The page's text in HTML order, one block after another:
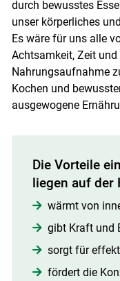
durch bewusstes
unser körperliches
Es wäre für uns alle
Achtsamkeit, Zeit
Nahrungsaufnahme
Kochen und
ausgewogene
Die Vorteile
liegen auf der
wärmt von
gibt Kraft und
sorgt für
fördert die